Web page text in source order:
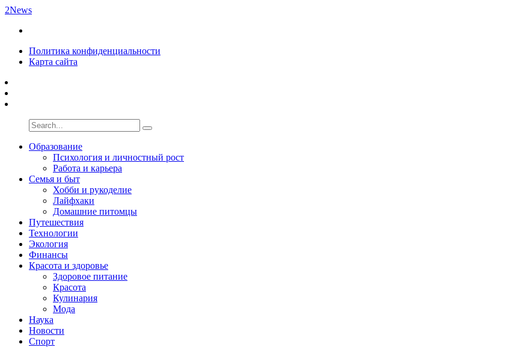
2News
Политика конфиденциальности
Карта сайта
Образование
Психология и личностный рост
Работа и карьера
Семья и быт
Хобби и рукоделие
Лайфхаки
Домашние питомцы
Путешествия
Технологии
Экология
Финансы
Красота и здоровье
Здоровое питание
Красота
Кулинария
Мода
Наука
Новости
Спорт